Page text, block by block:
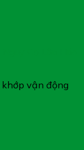
khớp vận động